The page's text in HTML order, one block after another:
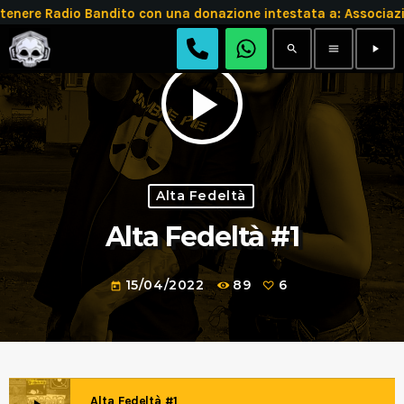
Radio Bandito con una donazione intestata a:
search menu play_arrow
play_arrow
Alta Fedeltà
Alta Fedeltà #1
today 15/04/2022 89 6